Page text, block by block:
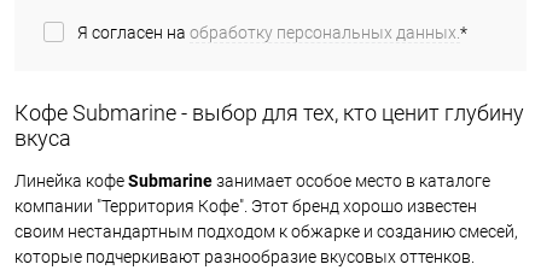
Я согласен на обработку персональных данных.*
Кофе Submarine - выбор для тех, кто ценит глубину
вкуса
Линейка кофеSubmarineзанимает особое место в каталоге
компании "Территория Кофе". Этот бренд хорошо известен
своим нестандартным подходом к обжарке и созданию смесей,
которые подчеркивают разнообразие вкусовых оттенков.